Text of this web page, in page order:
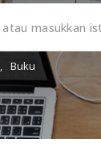
, Buku